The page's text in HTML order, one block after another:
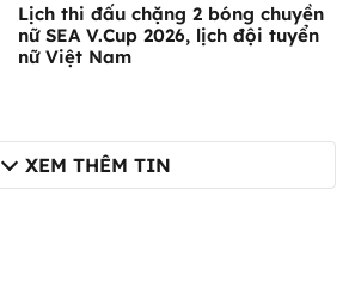
Lịch thi đấu chặng 2 bóng chuyền
nữ SEA V.Cup 2026, lịch đội tuyển
nữ Việt Nam
XEM THÊM TIN